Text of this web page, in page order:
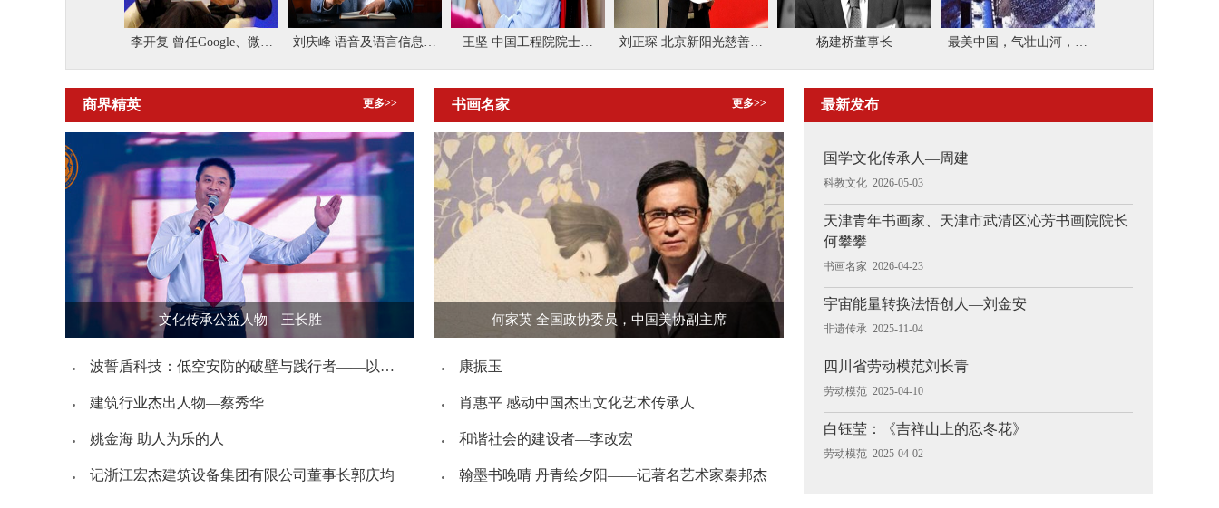
刘庆峰 语音及语言信息处
王坚 中国工程院院士、
刘正琛 北京新阳光慈善基
杨建桥董事长
最美中国，气壮山河，动
任正非 创办华为技术有限
商界精英 更多>>
文化传承公益人物—王长胜
波誓盾科技：低空安防的破壁与践行者——以创新重定义立体安防边界
建筑行业杰出人物—蔡秀华
姚金海 助人为乐的人
记浙江宏杰建筑设备集团有限公司董事长郭庆均
书画名家 更多>>
何家英 全国政协委员，中国美协副主席
康振玉
肖惠平 感动中国杰出文化艺术传承人
和谐社会的建设者—李改宏
翰墨书晚晴 丹青绘夕阳——记著名艺术家秦邦杰
最新发布
国学文化传承人—周建
科教文化 2026-05-03
天津青年书画家、天津市武清区沁芳书画院院长
何攀攀
书画名家 2026-04-23
宇宙能量转换法悟创人—刘金安
非遗传承 2025-11-04
四川省劳动模范刘长青
劳动模范 2025-04-10
白钰莹：《吉祥山上的忍冬花》
劳动模范 2025-04-02